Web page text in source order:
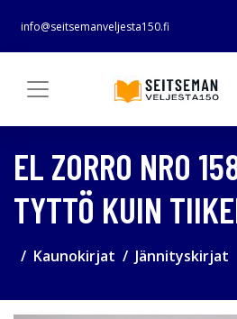
info@seitsemanveljesta150.fi
EL ZORRO NRO
TYTTÖ KUIN
Kaunokirjat Jännityskirjat